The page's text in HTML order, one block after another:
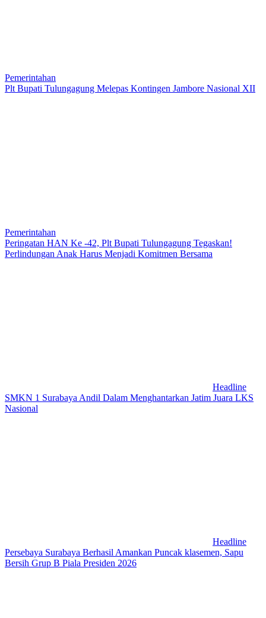
Pemerintahan
Plt Bupati Tulungagung Melepas Kontingen Jambore Nasional XII
Pemerintahan
Peringatan HAN Ke -42, Plt Bupati Tulungagung Tegaskan!
Perlindungan Anak Harus Menjadi Komitmen Bersama
Headline
SMKN 1 Surabaya Andil Dalam Menghantarkan Jatim Juara LKS
Nasional
Headline
Persebaya Surabaya Berhasil Amankan Puncak klasemen, Sapu
Bersih Grup B Piala Presiden 2026